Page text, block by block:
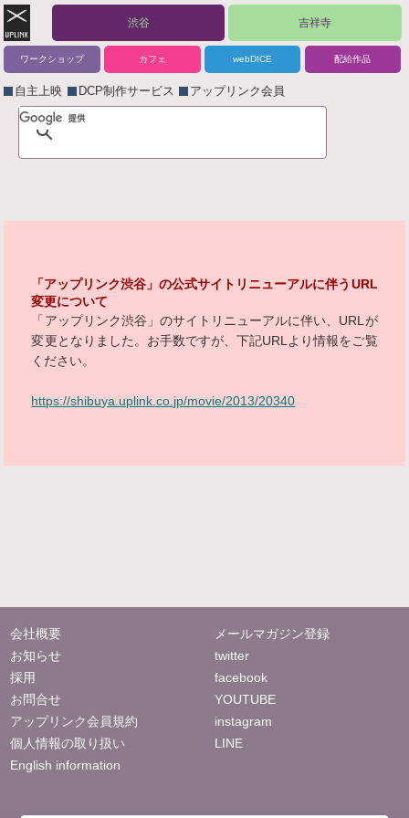
渋谷 吉祥寺
ワークショップ カフェ webDICE 配給作品
自主上映 DCP制作サービス アップリンク会員
「アップリンク渋谷」の公式サイトリニューアルに伴うURL
変更について
「アップリンク渋谷」のサイトリニューアルに伴い、URLが
変更となりました。お手数ですが、下記URLより情報をご覧
ください。
https://shibuya.uplink.co.jp/movie/2013/20340
会社概要
お知らせ
採用
お問合せ
アップリンク会員規約
個人情報の取り扱い
English information
メールマガジン登録
twitter
facebook
YOUTUBE
instagram
LINE